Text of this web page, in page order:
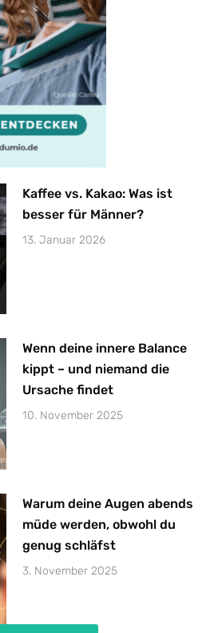
Kaffee vs. Kakao: Was ist
besser für Männer?
13. Januar 2026
Wenn deine innere Balance
kippt – und niemand die
Ursache findet
10. November 2025
Warum deine Augen abends
müde werden, obwohl du
genug schläfst
3. November 2025